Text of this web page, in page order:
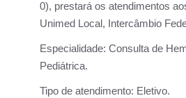
0), prestará os atendimentos
Unimed Local, Intercâmbio
Especialidade: Consulta de
Pediátrica.
Tipo de atendimento: Eletivo.